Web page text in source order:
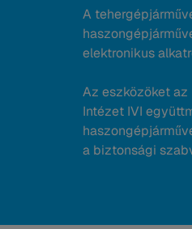
A
elektronikus
Az eszközöket az
Intézet IVI
a biztonsági